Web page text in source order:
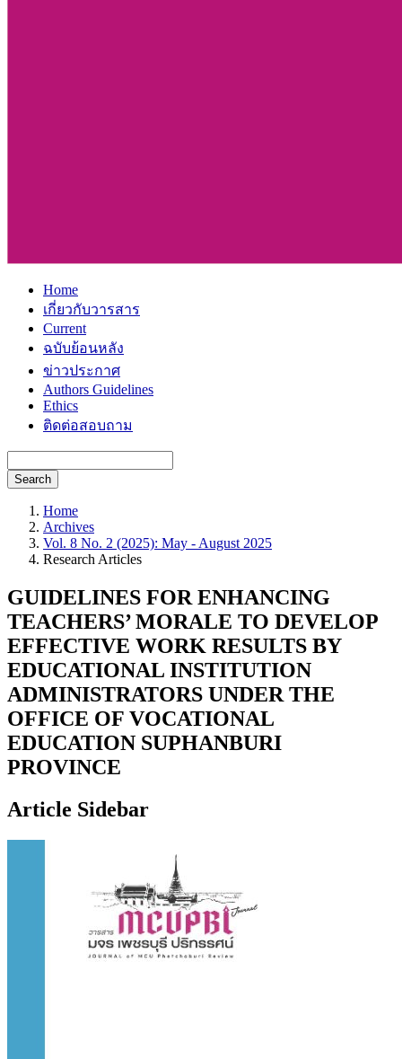
Home
เกี่ยวกับวารสาร
Current
ฉบับย้อนหลัง
ข่าวประกาศ
Authors Guidelines
Ethics
ติดต่อสอบถาม
Search
Home
Archives
Vol. 8 No. 2 (2025): May - August 2025
Research Articles
GUIDELINES FOR ENHANCING
TEACHERS’ MORALE TO DEVELOP
EFFECTIVE WORK RESULTS BY
EDUCATIONAL INSTITUTION
ADMINISTRATORS UNDER THE
OFFICE OF VOCATIONAL
EDUCATION SUPHANBURI
PROVINCE
Article Sidebar